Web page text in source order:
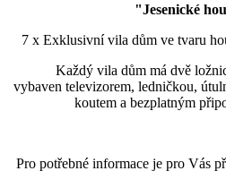
"Jesenické
7 x Exklusivní vila dům ve tvaru
Každý vila dům má dvě
vybaven televizorem, ledničkou,
koutem a bezplatným
Pro potřebné informace je pro Vás